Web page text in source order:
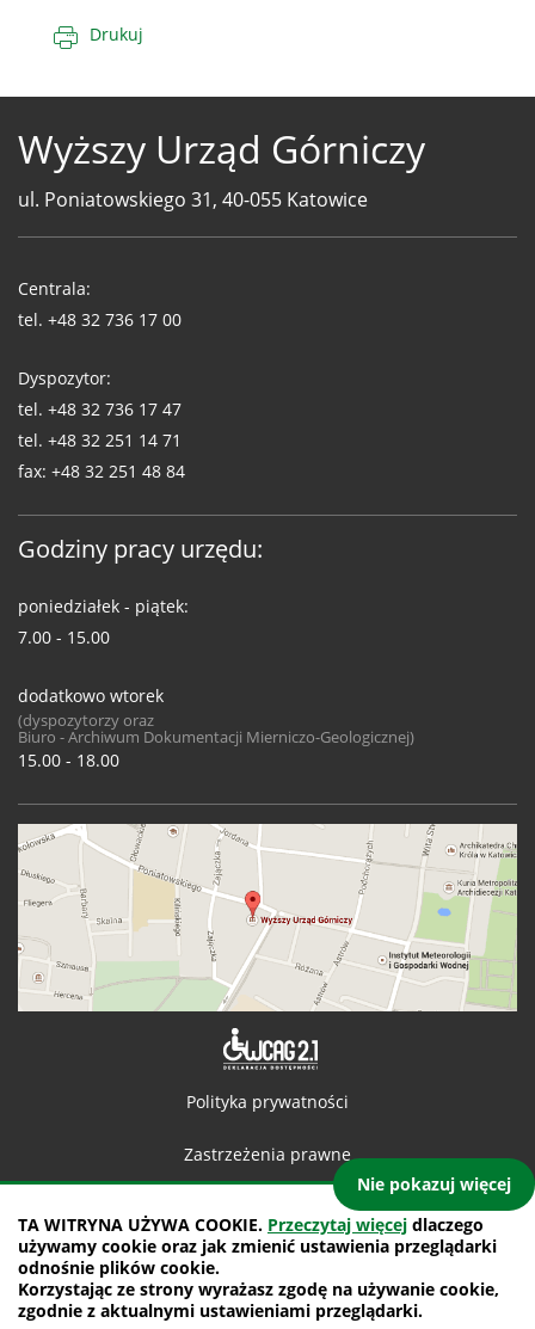
TA WITRYNA UŻYWA COOKIE. Przeczytaj więcej dlaczego
używamy cookie oraz jak zmienić ustawienia przeglądarki
odnośnie plików cookie.
Korzystając ze strony wyrażasz zgodę na używanie cookie,
zgodnie z aktualnymi ustawieniami przeglądarki.
Nie pokazuj więcej
Drukuj
Wyższy Urząd Górniczy
ul. Poniatowskiego 31, 40-055 Katowice
WUG
Centrala:
tel. +48 32 736 17 00
Dyspozytor:
tel. +48 32 736 17 47
tel. +48 32 251 14 71
fax: +48 32 251 48 84
Godziny pracy urzędu:
poniedziałek - piątek:
7.00 - 15.00
dodatkowo wtorek
(dyspozytorzy oraz
Biuro - Archiwum Dokumentacji Mierniczo-Geologicznej)
15.00 - 18.00
Polityka prywatności
Zastrzeżenia prawne
Mapa witryny
projekt: IntraCOM.pl